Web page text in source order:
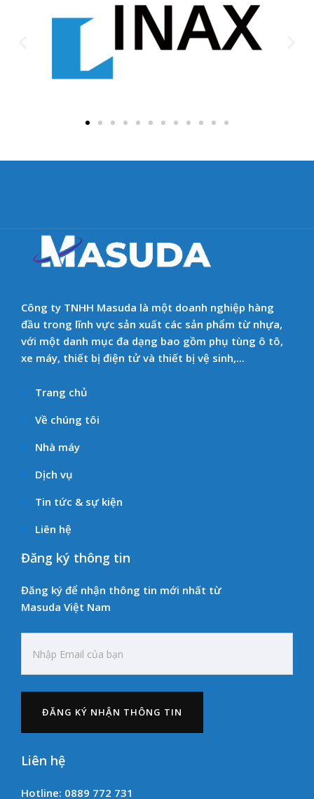
Công ty TNHH Masuda là một doanh nghiệp hàng
đầu trong lĩnh vực sản xuất các sản phẩm từ nhựa,
với một danh mục đa dạng bao gồm phụ tùng ô tô,
xe máy, thiết bị điện tử và thiết bị vệ sinh,...
Trang chủ
Về chúng tôi
Nhà máy
Dịch vụ
Tin tức & sự kiện
Liên hệ
Đăng ký thông tin
Đăng ký để nhận thông tin mới nhất từ
Masuda Việt Nam
Liên hệ
Hotline: 0889 772 731